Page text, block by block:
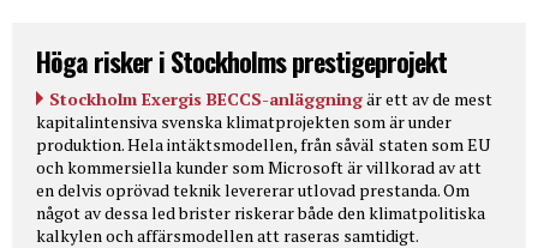
Höga risker i Stockholms prestigeprojekt
Stockholm Exergis BECCS-anläggningär ett av de mest
kapitalintensiva svenska klimatprojekten som är under
produktion. Hela intäktsmodellen, från såväl staten som EU
och kommersiella kunder som Microsoft är villkorad av att
en delvis oprövad teknik levererar utlovad prestanda. Om
något av dessa led brister riskerar både den klimatpolitiska
kalkylen och affärsmodellen att raseras samtidigt.